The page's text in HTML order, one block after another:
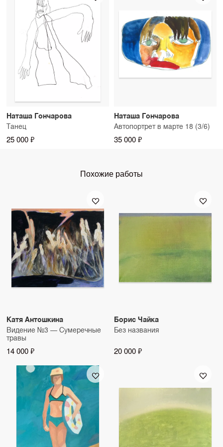
Наташа Гончарова
Танец
25 000 ₽
Наташа Гончарова
Автопортрет в марте 18 (3/6)
35 000 ₽
Похожие работы
Катя Антошкина
Видение №3 — Сумеречные
травы
14 000 ₽
Борис Чайка
Без названия
20 000 ₽